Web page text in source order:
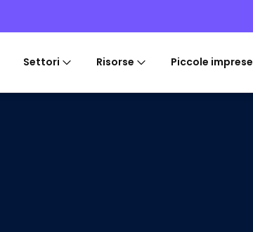
Settori Risorse Piccole imprese